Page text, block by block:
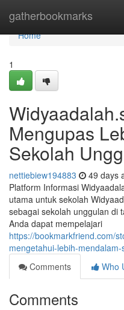
gatherbookmarks
Home
Home
1
Mengupas
Sekolah
nettiebiew194883 49 days
Platform Informasi
utama untuk sekolah
sebagai sekolah unggulan di
Anda dapat mempelajari
https://bookmarkfriend.com/
mengetahui-lebih-
Comments
Who
Comments